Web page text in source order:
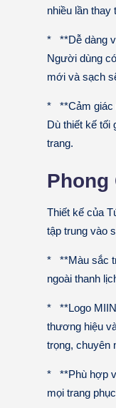
nhiều lần thay
* **Dễ dàng
Người dùng
mới và sạch
* **Cảm giác
Dù thiết kế tối
trang.
Phong
Thiết kế của
tập trung vào
* **Màu sắc
ngoài thanh
* **Logo
thương hiệu
trọng, chuyên
* **Phù hợp
mọi trang